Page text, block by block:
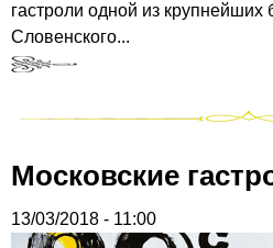
гастроли одной из
Словенского...
Московские
13/03/2018 - 11:00